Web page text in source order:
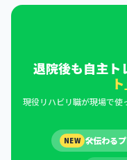
退院後も自主ト
ト
現役リハビリ職が現場で使
NEW 🛠伝わる